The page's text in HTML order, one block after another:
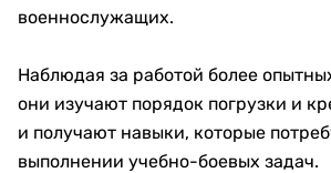
военнослужащих.
Наблюдая за работой более
они изучают порядок погрузки и
и получают навыки, которые
выполнении учебно-боевых задач.